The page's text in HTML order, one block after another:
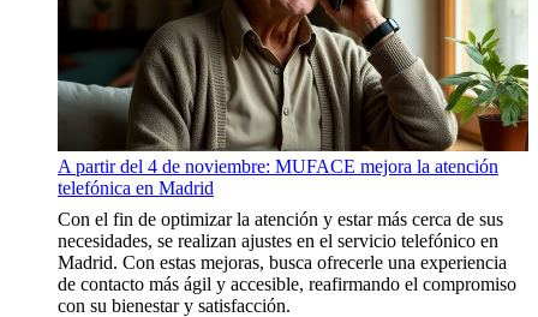
A partir del 4 de noviembre: MUFACE mejora la atención
telefónica en Madrid
Con el fin de optimizar la atención y estar más cerca de sus
necesidades, se realizan ajustes en el servicio telefónico en
Madrid. Con estas mejoras, busca ofrecerle una experiencia
de contacto más ágil y accesible, reafirmando el compromiso
con su bienestar y satisfacción.